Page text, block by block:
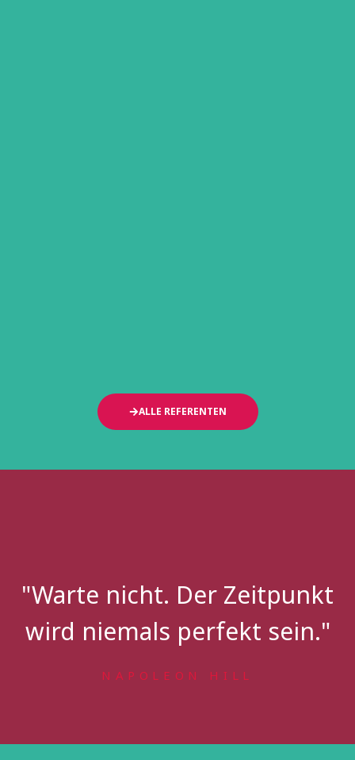
ALLE REFERENTEN
"Warte nicht. Der Zeitpunkt
wird niemals perfekt sein."
NAPOLEON HILL